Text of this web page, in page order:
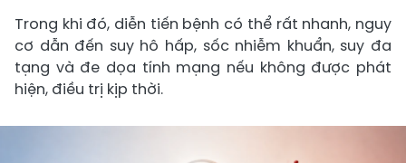
Trong khi đó, diễn tiến bệnh có thể rất nhanh, nguy
cơ dẫn đến suy hô hấp, sốc nhiễm khuẩn, suy đa
tạng và đe dọa tính mạng nếu không được phát
hiện, điều trị kịp thời.